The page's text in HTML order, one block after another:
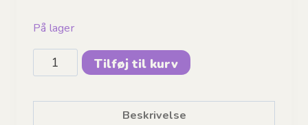
På lager
Facepainting
Hub,
Tilføj til kurv
Beskrivelse